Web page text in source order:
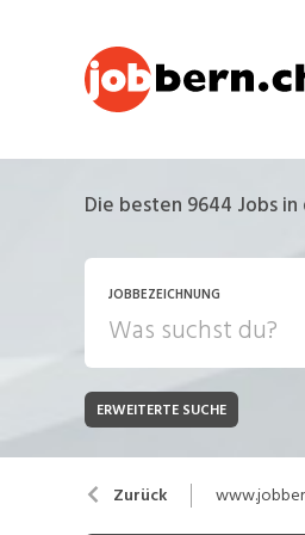
Die besten 9644 Jobs in
JOBBEZEICHNUNG
JOB-TYP
Festanstellung
Bank, Versicherung
Chemie, Pharma,
ERWEITERTE SUCHE
Zurück